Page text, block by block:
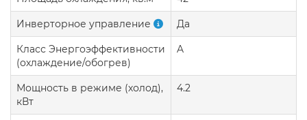
Инверторное управление Да
Класс Энергоэффективности
(охлаждение/обогрев)
A
Мощность в режиме (холод),
кВт
4.2